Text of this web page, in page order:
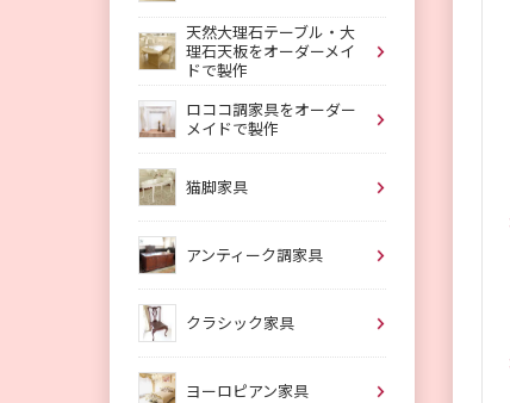
天然大理石テーブル・大
理石天板をオーダーメイ
ドで製作
ロココ調家具をオーダー
メイドで製作
猫脚家具
アンティーク調家具
クラシック家具
ヨーロピアン家具